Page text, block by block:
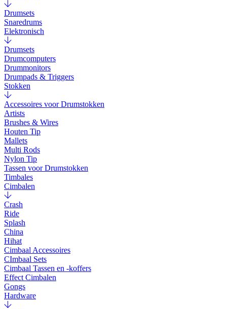
Drumsets
Snaredrums
Elektronisch
Drumsets
Drumcomputers
Drummonitors
Drumpads & Triggers
Stokken
Accessoires voor Drumstokken
Artists
Brushes & Wires
Houten Tip
Mallets
Multi Rods
Nylon Tip
Tassen voor Drumstokken
Timbales
Cimbalen
Crash
Ride
Splash
China
Hihat
Cimbaal Accessoires
CImbaal Sets
Cimbaal Tassen en -koffers
Effect Cimbalen
Gongs
Hardware